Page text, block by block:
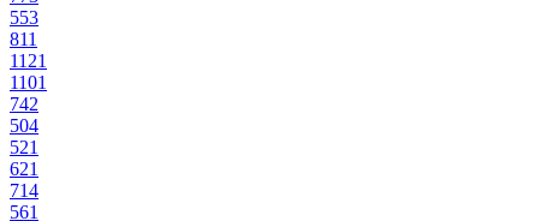
553
811
1121
1101
742
504
521
621
714
561